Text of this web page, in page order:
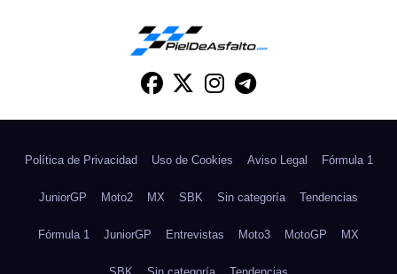
Política de Privacidad Uso de Cookies Aviso Legal Fórmula 1
JuniorGP Moto2 MX SBK Sin categoría Tendencias
Fórmula 1 JuniorGP Entrevistas Moto3 MotoGP MX